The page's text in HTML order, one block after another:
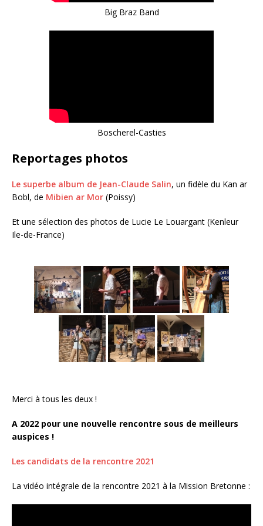
Big Braz Band
Boscherel-Casties
Reportages photos
Le superbe album de Jean-Claude Salin, un fidèle du Kan ar
Bobl, de Mibien ar Mor (Poissy)
Et une sélection des photos de Lucie Le Louargant (Kenleur
Ile-de-France)
Merci à tous les deux !
A 2022 pour une nouvelle rencontre sous de meilleurs
auspices !
Les candidats de la rencontre 2021
La vidéo intégrale de la rencontre 2021 à la Mission Bretonne :